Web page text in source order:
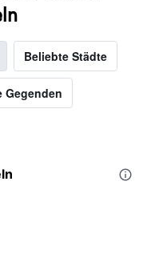
Beliebte Städte
Gegenden